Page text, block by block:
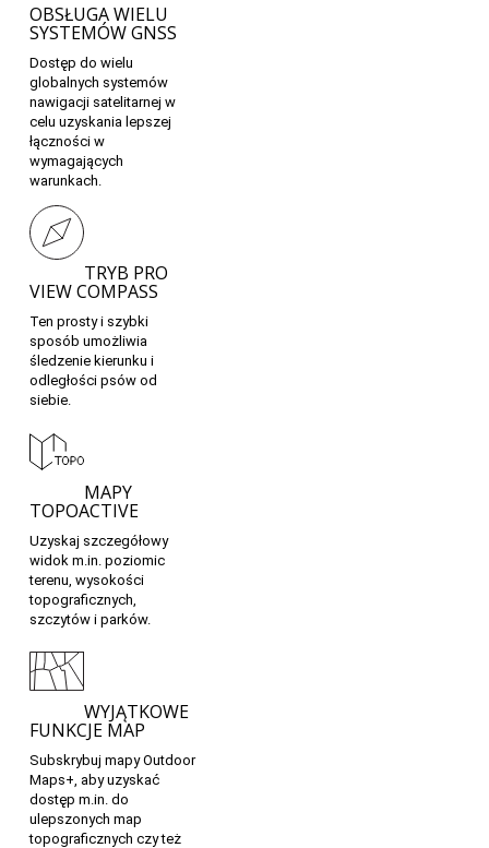
OBSŁUGA WIELU
SYSTEMÓW GNSS
Dostęp do wielu
globalnych systemów
nawigacji satelitarnej w
celu uzyskania lepszej
łączności w
wymagających
warunkach.
TRYB PRO
VIEW COMPASS
Ten prosty i szybki
sposób umożliwia
śledzenie kierunku i
odległości psów od
siebie.
MAPY
TOPOACTIVE
Uzyskaj szczegółowy
widok m.in. poziomic
terenu, wysokości
topograficznych,
szczytów i parków.
WYJĄTKOWE
FUNKCJE MAP
Subskrybuj mapy Outdoor
Maps+, aby uzyskać
dostęp m.in. do
ulepszonych map
topograficznych czy też